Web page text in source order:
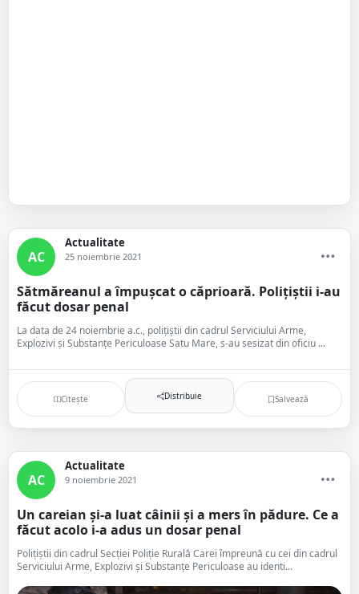
AC
Actualitate
25 noiembrie 2021
Sătmăreanul a împușcat o căprioară. Polițiștii i-au
făcut dosar penal
La data de 24 noiembrie a.c., polițiștii din cadrul Serviciului Arme,
Explozivi și Substanțe Periculoase Satu Mare, s-au sesizat din oficiu ...
Citește Distribuie Salvează
AC
Actualitate
9 noiembrie 2021
Un careian și-a luat câinii și a mers în pădure. Ce a
făcut acolo i-a adus un dosar penal
Polițiștii din cadrul Secției Poliție Rurală Carei împreună cu cei din cadrul
Serviciului Arme, Explozivi și Substanțe Periculoase au identi...